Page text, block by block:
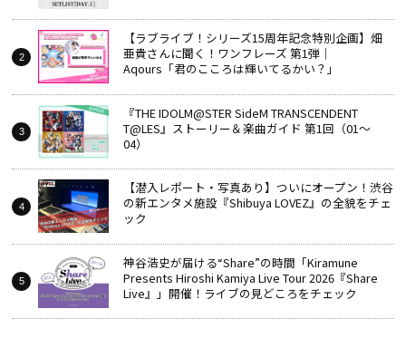
【ラブライブ！シリーズ15周年記念特別企画】畑
亜貴さんに聞く！ワンフレーズ 第1弾｜
Aqours「君のこころは輝いてるかい？」
『THE IDOLM@STER SideM TRANSCENDENT
T@LES』ストーリー＆楽曲ガイド 第1回（01～
04）
【潜入レポート・写真あり】ついにオープン！渋谷
の新エンタメ施設『Shibuya LOVEZ』の全貌をチェ
ック
神谷浩史が届ける“Share”の時間――「Kiramune
Presents Hiroshi Kamiya Live Tour 2026『Share
Live』」開催！ライブの見どころをチェック